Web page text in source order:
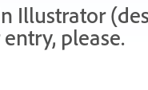
Illustrator
please.